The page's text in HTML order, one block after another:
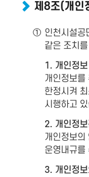
제8조(개인
① 인천시설공
같은 조치
1. 개인정
개인정보를
한정시켜
시행하고
2. 개인정
개인정보의
운영내규를
3. 개인정